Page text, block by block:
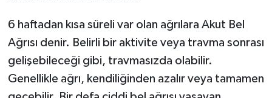
6 haftadan kısa süreli var olan ağrılara Akut Bel
Ağrısı denir. Belirli bir aktivite veya travma sonrası
gelişebileceği gibi, travmasızda olabilir.
Genellikle ağrı, kendiliğinden azalır veya tamamen